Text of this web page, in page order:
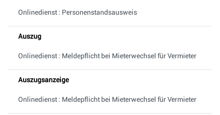
Onlinedienst : Personenstandsausweis
Auszug
Onlinedienst : Meldepflicht bei Mieterwechsel für Vermieter
Auszugsanzeige
Onlinedienst : Meldepflicht bei Mieterwechsel für Vermieter